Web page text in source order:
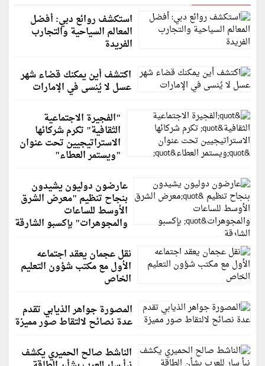
استكشف روائع دبي: أفضل
المعالم السياحية والتجارب
الفريدة
اكتشف أين يمكنك قضاء شهر
عسل لا يُنسى في الإمارات
"الفجيرة الاجتماعية
الثقافية" تكرم شركائها
الاستراتيجيين تحت عنوان
"ويستمر العطاء"
عارضون دوليون يشيدون
بنجاح تنظيم "معرض الشرق
الأوسط للساعات
والمجوهرات" بإكسبو الشارقة
نقل عجمان يعقد اجتماعه
الأول مع مكتب شؤون التعليم
الخاص
المصورة جواهر الذيابي تقدم
عدة نصائح لالتقاط صور مميزة
الناشط صالح الحميري يكشف